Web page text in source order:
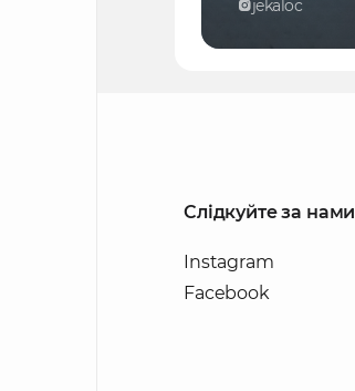
jekaloc
Слідкуйте за нами
Instagram
Facebook